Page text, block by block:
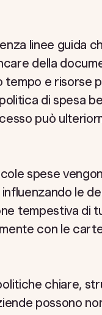
linee guida
della
e risorse
di spesa
può
spese
le
tempestiva di
con le
chiare,
possono